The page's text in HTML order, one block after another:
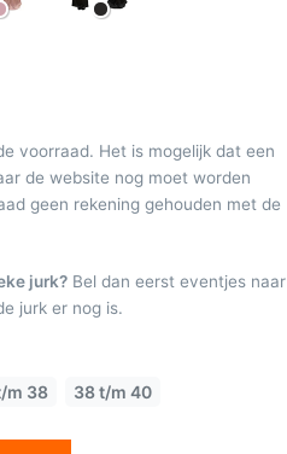
voorraad. Het is mogelijk dat een
de website nog moet worden
geen rekening gehouden met de
jurk? Bel dan eerst eventjes naar
jurk er nog is.
m 38 38 t/m 40